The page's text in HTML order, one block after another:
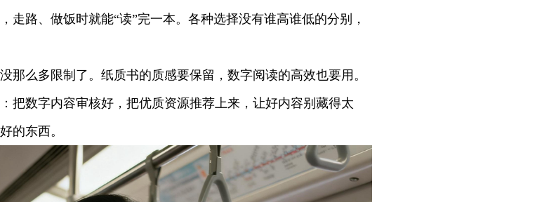
走路、做饭时就能“读”完一本。各种选择没有谁高谁低的分别，
么多限制了。纸质书的质感要保留，数字阅读的高效也要用。
把数字内容审核好，把优质资源推荐上来，让好内容别藏得太
的东西。